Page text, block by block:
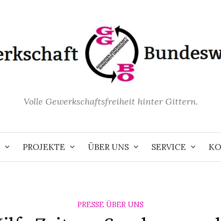
Volle Gewerkschaftsfreiheit hinter Gittern.
PROJEKTE ÜBER UNS SERVICE
PRESSE ÜBER UNS